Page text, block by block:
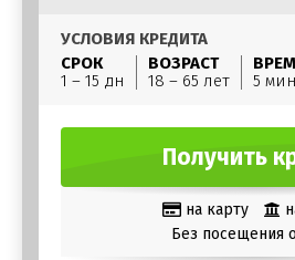
УСЛОВИЯ КРЕДИТА
СРОК
1 – 15 дн
ВОЗРАСТ
18 – 65 лет
5 мин
Получить
на карту
Без посещения